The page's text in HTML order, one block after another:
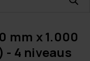
mm x 1.000
- 4 niveaus